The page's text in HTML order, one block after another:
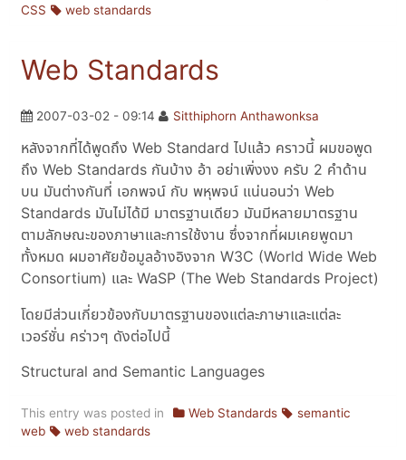
CSS
web standards
Web Standards
2007-03-02 - 09:14 Sitthiphorn Anthawonksa
หลังจากที่ได้พูดถึง Web Standard ไปแล้ว คราวนี้ ผมขอพูด
ถึง Web Standards กันบ้าง อ้า อย่าเพิ่งงง ครับ 2 คำด้าน
บน มันต่างกันที่ เอกพจน์ กับ พหุพจน์ แน่นอนว่า Web
Standards มันไม่ได้มี มาตรฐานเดียว มันมีหลายมาตรฐาน
ตามลักษณะของภาษาและการใช้งาน ซึ่งจากที่ผมเคยพูดมา
ทั้งหมด ผมอาศัยข้อมูลอ้างอิงจาก W3C (World Wide Web
Consortium) และ WaSP (The Web Standards Project)
โดยมีส่วนเกี่ยวข้องกับมาตรฐานของแต่ละภาษาและแต่ละ
เวอร์ชั่น คร่าวๆ ดังต่อไปนี้
Structural and Semantic Languages
This entry was posted in Web Standards
semantic
web
web standards